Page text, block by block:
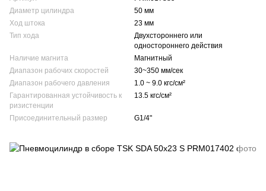
Диаметр цилиндра
50 мм
Ход штока
23 мм
Тип хода
Двухстороннего или
одностороннего действия
Наличие магнита
Магнитный
Диапазон рабочих скоростей
30~350 мм/сек
Диапазон рабочего давления
1.0 ~ 9.0 кгс/см²
Гарантированная устойчивость к
ризистенции
13.5 кгс/см²
Присоединительный размер G1/4"